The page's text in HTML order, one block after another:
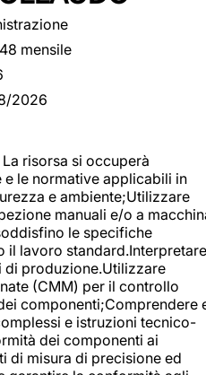
mensile
2026
risorsa si occuperà
le normative applicabili in
e ambiente;Utilizzare
manuali e/o a
le specifiche
il lavoro standard.Interpretare
di produzione.Utilizzare
(CMM) per il controllo
componenti;Comprendere
e istruzioni tecnico-
dei componenti ai
di misura di precisione ed